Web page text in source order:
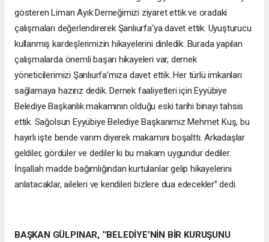
gösteren Liman Ayık Derneğimizi ziyaret ettik ve oradaki
çalışmaları değerlendirerek Şanlıurfa’ya davet ettik. Uyuşturucu
kullanmış kardeşlerimizin hikayelerini dinledik. Burada yapılan
çalışmalarda önemli başarı hikayeleri var, dernek
yöneticilerimizi Şanlıurfa’mıza davet ettik. Her türlü imkanları
sağlamaya hazırız dedik. Dernek faaliyetleri için Eyyübiye
Belediye Başkanlık makamının olduğu eski tarihi binayı tahsis
ettik. Sağolsun Eyyübiye Belediye Başkanımız Mehmet Kuş, bu
hayırlı işte bende varım diyerek makamını boşalttı. Arkadaşlar
geldiler, gördüler ve dediler ki bu makam uygundur dediler.
İnşallah madde bağımlığından kurtulanlar gelip hikayelerini
anlatacaklar, aileleri ve kendileri bizlere dua edecekler’’ dedi.
BAŞKAN GÜLPINAR, ‘’BELEDİYE’NİN BİR KURUŞUNU